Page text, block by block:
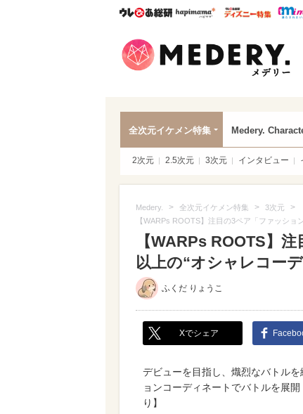
ウレぴあ総研ハピママ* ウレ
全次元イケメン特集 Medery.
2次元 2.5次元 3次元 インタビュー
Medery. > 全次元イケメン特集 > 3次元 >
【WARPs ROOTS】注目の3ペア「ファッショ
【WARPs ROOTS】
以上の“オシャレコー
ふくだ りょうこ
Xでシェア
デビューを目指し、熾烈なバトル
ョンコーディネートでバトルを展
り】